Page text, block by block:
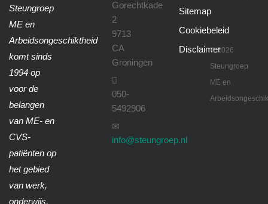
Steungroep
ME en
Arbeidsongeschiktheid
komt sinds
1994 op
voor de
belangen
van ME- en
CVS-
patiënten op
het gebied
van werk,
onderwijs,
Gorechtkade
2
9713
CA
Groningen
050-
5492906
info@steungroep.nl
Sitemap
Cookiebeleid
Disclaimer
©2026
Steungroep
ME en